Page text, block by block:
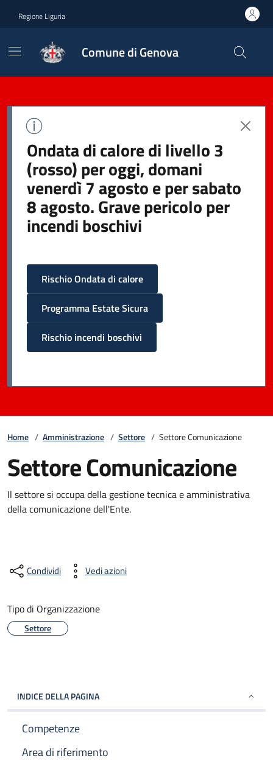
Regione Liguria
Comune di Genova
Ondata di calore di livello 3
(rosso) per oggi, domani
venerdì 7 agosto e per sabato
8 agosto. Grave pericolo per
incendi boschivi
Rischio Ondata di calore
Programma Estate Sicura
Rischio incendi boschivi
Home / Amministrazione / Settore / Settore Comunicazione
Settore Comunicazione
Il settore si occupa della gestione tecnica e amministrativa
della comunicazione dell'Ente.
Condividi Vedi azioni
Tipo di Organizzazione
Settore
INDICE DELLA PAGINA
Competenze
Area di riferimento